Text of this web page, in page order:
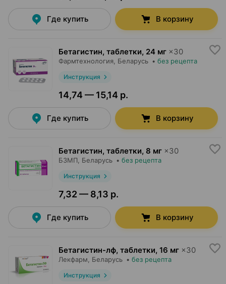
Где купить В корзину
Бетагистин, таблетки, 24 мг ×30
Фармтехнология , Беларусь • без рецепта
Инструкция
14,74 — 15,14 р.
Где купить В корзину
Бетагистин, таблетки, 8 мг ×30
БЗМП , Беларусь • без рецепта
Инструкция
7,32 — 8,13 р.
Где купить В корзину
Бетагистин-лф, таблетки, 16 мг ×30
Лекфарм , Беларусь • без рецепта
Инструкция